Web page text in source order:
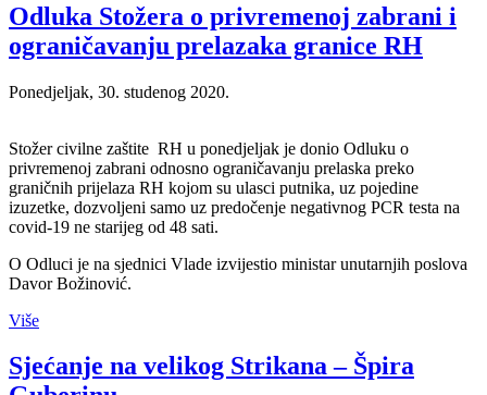
Odluka Stožera o privremenoj zabrani i
ograničavanju prelazaka granice RH
Ponedjeljak, 30. studenog 2020.
Stožer civilne zaštite RH u ponedjeljak je donio Odluku o
privremenoj zabrani odnosno ograničavanju prelaska preko
graničnih prijelaza RH kojom su ulasci putnika, uz pojedine
izuzetke, dozvoljeni samo uz predočenje negativnog PCR testa na
covid-19 ne starijeg od 48 sati.
O Odluci je na sjednici Vlade izvijestio ministar unutarnjih poslova
Davor Božinović.
Više
Sjećanje na velikog Strikana – Špira